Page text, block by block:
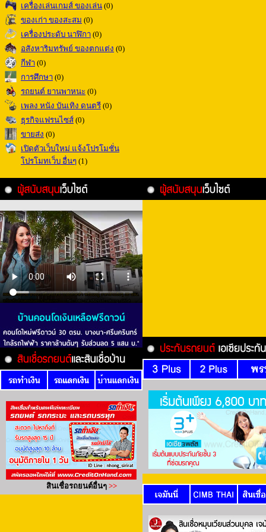
เครื่องเล่นเกมส์ ของเล่น (0)
ของเก่า ของสะสม (0)
เครื่องประดับ นาฬิกา (0)
อสังหาริมทรัพย์ ของตกแต่ง (0)
กีฬา (0)
การศึกษา (0)
รถยนต์ ยานพาหนะ (0)
เพลง หนัง บันเทิง ดนตรี (0)
ธุรกิจแฟรนไซส์ (0)
ขายส่ง (0)
เปิดตัวเว็บใหม่ แจ้งโปรโมชั่น
โปรโมทเว็บ อื่นๆ (1)